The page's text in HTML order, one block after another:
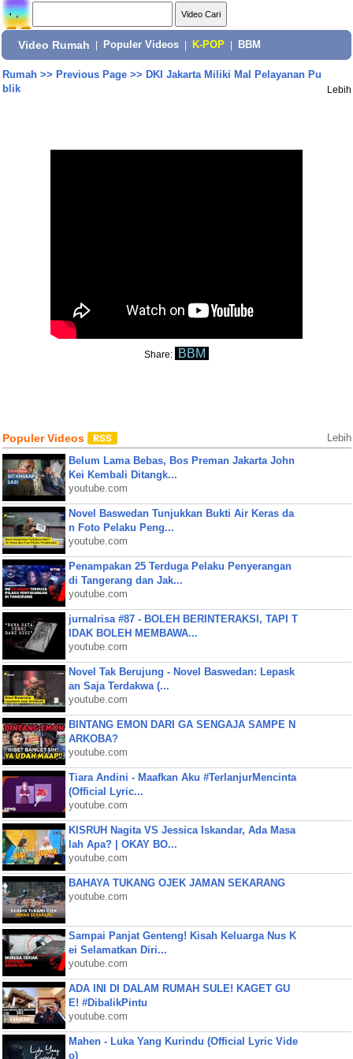
Video Rumah Populer Videos K-POP BBM
Rumah>> Previous Page>> DKI Jakarta Miliki Mal Pelayanan Pu
blik
Lebih
Share: BBM
Populer Videos Lebih
Belum Lama Bebas, Bos Preman Jakarta John
Kei Kembali Ditangk...
youtube.com
Novel Baswedan Tunjukkan Bukti Air Keras da
n Foto Pelaku Peng...
youtube.com
Penampakan 25 Terduga Pelaku Penyerangan
di Tangerang dan Jak...
youtube.com
jurnalrisa #87 - BOLEH BERINTERAKSI, TAPI T
IDAK BOLEH MEMBAWA...
youtube.com
Novel Tak Berujung - Novel Baswedan: Lepask
an Saja Terdakwa (...
youtube.com
BINTANG EMON DARI GA SENGAJA SAMPE N
ARKOBA?
youtube.com
Tiara Andini - Maafkan Aku #TerlanjurMencinta
(Official Lyric...
youtube.com
KISRUH Nagita VS Jessica Iskandar, Ada Masa
lah Apa? | OKAY BO...
youtube.com
BAHAYA TUKANG OJEK JAMAN SEKARANG
youtube.com
Sampai Panjat Genteng! Kisah Keluarga Nus K
ei Selamatkan Diri...
youtube.com
ADA INI DI DALAM RUMAH SULE! KAGET GU
E! #DibalikPintu
youtube.com
Mahen - Luka Yang Kurindu (Official Lyric Vide
o)